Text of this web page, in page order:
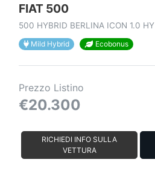
FIAT 500
500 HYBRID BERLINA ICON 1.0 HY
Mild Hybrid Ecobonus
Prezzo Listino
€20.300
RICHIEDI INFO SULLA
VETTURA